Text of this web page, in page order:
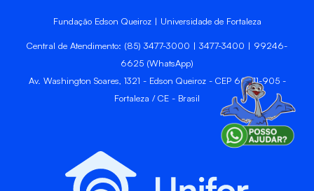
Fundação Edson Queiroz | Universidade de Fortaleza
Central de Atendimento: (85) 3477-3000 | 3477-3400 | 99246-
6625 (WhatsApp)
Av. Washington Soares, 1321 - Edson Queiroz - CEP 60811-905 -
Fortaleza / CE - Brasil